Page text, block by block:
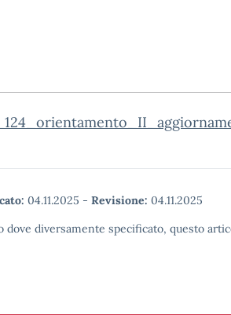
04.11.2025 - Revisione: 04.11.2025
dove diversamente specificato, questo